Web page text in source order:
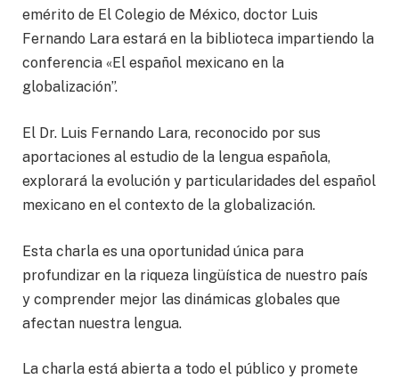
emérito de El Colegio de México, doctor Luis
Fernando Lara estará en la biblioteca impartiendo la
conferencia «El español mexicano en la
globalización”.
El Dr. Luis Fernando Lara, reconocido por sus
aportaciones al estudio de la lengua española,
explorará la evolución y particularidades del español
mexicano en el contexto de la globalización.
Esta charla es una oportunidad única para
profundizar en la riqueza lingüística de nuestro país
y comprender mejor las dinámicas globales que
afectan nuestra lengua.
La charla está abierta a todo el público y promete